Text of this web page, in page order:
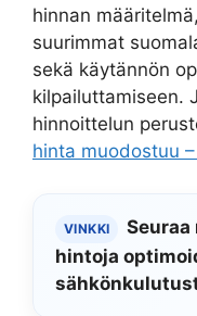
hinnan
suurimmat
sekä käytännön
kilpailuttamiseen.
hinnoittelun
hinta muodostuu
VINKKI
hintoja